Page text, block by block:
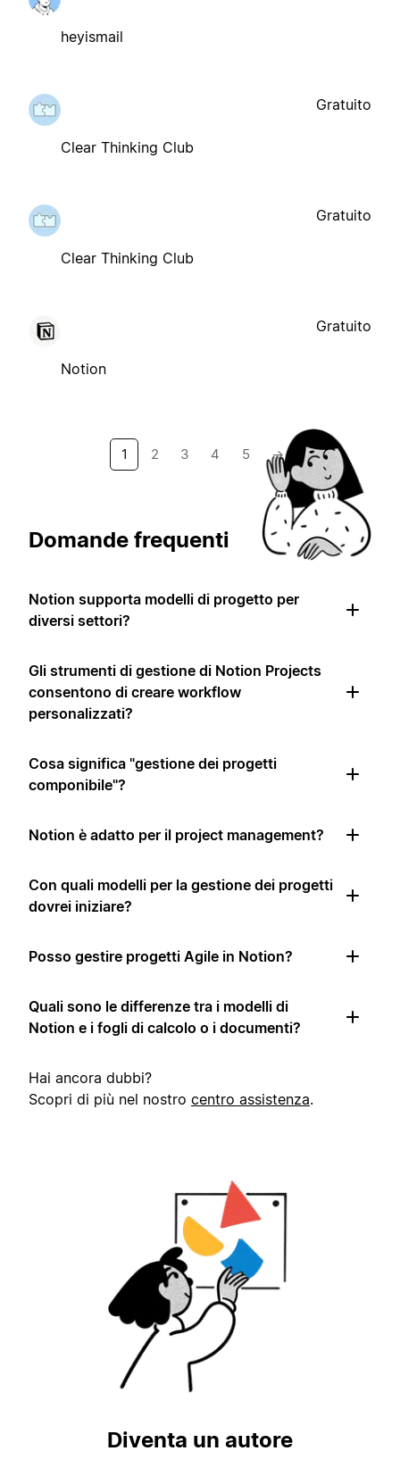
heyismail
Clear Thinking Club
Gratuito
Clear Thinking Club
Gratuito
Notion
Gratuito
1 2 3 4 5 →
Domande frequenti
Notion supporta modelli di progetto per
diversi settori?
Gli strumenti di gestione di Notion Projects
consentono di creare workflow
personalizzati?
Cosa significa "gestione dei progetti
componibile"?
Notion è adatto per il project management?
Con quali modelli per la gestione dei progetti
dovrei iniziare?
Posso gestire progetti Agile in Notion?
Quali sono le differenze tra i modelli di
Notion e i fogli di calcolo o i documenti?
Hai ancora dubbi?
Scopri di più nel nostro centro assistenza.
Diventa un autore